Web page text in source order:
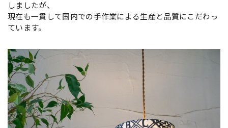
しましたが、
現在も一貫して国内での手作業による生産と品質にこだわっ
ています。